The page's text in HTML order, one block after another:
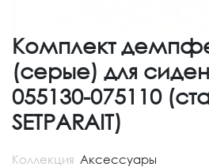
Комплект
(серые) для
055130-075110
SETPARAIT)
Коллекция Аксессуары